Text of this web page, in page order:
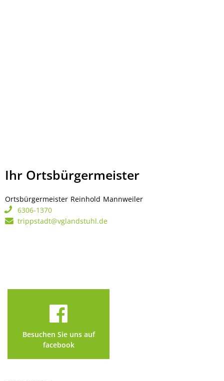
Ihr Ortsbürgermeister
Ortsbürgermeister Reinhold Mannweiler
6306-1370
trippstadt@vglandstuhl.de
Besuchen Sie uns auf
facebook